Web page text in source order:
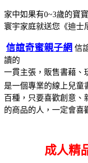
家中如果有0~3歲的寶
寰宇家庭就送您《迪士
信誼奇蜜親子網 信
讀的
一貫主張，販售書藉
是一個專業的線上兒童
百種，只要喜歡創意、
的商品的人，一定會喜
成人精